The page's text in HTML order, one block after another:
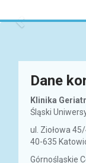
Previous
Dane
Klinika
Śląski
ul. Ziołowa
40-635
Górnośląskie